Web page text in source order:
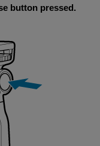
button pressed.